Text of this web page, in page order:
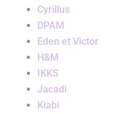
Cyrillus
DPAM
Eden et Victor
H&M
IKKS
Jacadi
Kiabi